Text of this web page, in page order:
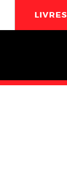
LIVRES